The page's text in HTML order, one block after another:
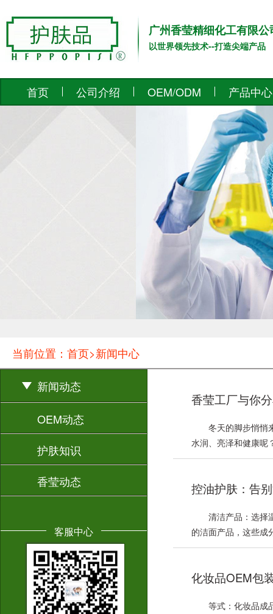
广州香莹精细化工有限公
以世界领先技术--打造尖端产品
首页 公司介绍 OEM/ODM 产品中心
当前位置：首页>新闻中心
新闻动态
OEM动态
护肤知识
香莹动态
客服中心
香莹工厂与你
冬天的脚步悄悄
水润、亮泽和健康呢
控油护肤：告
清洁产品：选择
的洁面产品，这些成
化妆品OEM包
等式：化妆品成